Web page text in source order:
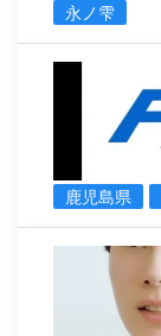
永ノ雫
鹿児島県